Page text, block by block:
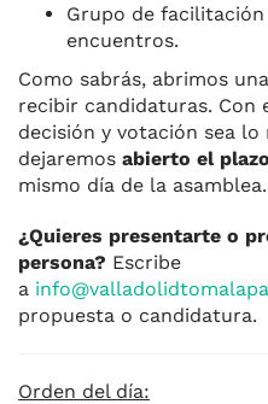
Grupo de
encuentros.
Como sabrás, abrimos
recibir candidaturas. Con
decisión y votación sea
dejaremos abierto el
mismo día de la asamblea.
¿Quieres presentarte o
persona? Escribe
a
propuesta o candidatura.
Orden del día: